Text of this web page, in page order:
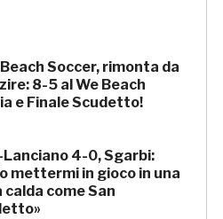
Soccer, rimonta da
8-5 al We Beach
e Finale Scudetto!
4-0, Sgarbi:
mettermi in gioco in una
calda come San